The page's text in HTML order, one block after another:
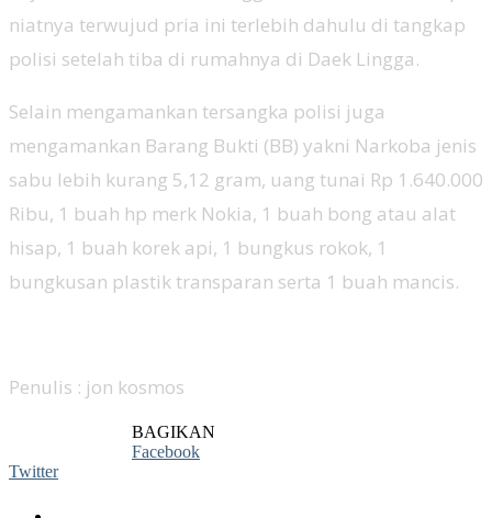
niatnya terwujud pria ini terlebih dahulu di tangkap
polisi setelah tiba di rumahnya di Daek Lingga.
Selain mengamankan tersangka polisi juga
mengamankan Barang Bukti (BB) yakni Narkoba jenis
sabu lebih kurang 5,12 gram, uang tunai Rp 1.640.000
Ribu, 1 buah hp merk Nokia, 1 buah bong atau alat
hisap, 1 buah korek api, 1 bungkus rokok, 1
bungkusan plastik transparan serta 1 buah mancis.
Penulis : jon kosmos
BAGIKAN
Facebook
Twitter